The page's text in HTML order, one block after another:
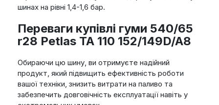
шинах на рівні 1,4-1,6 бар.
Переваги купівлі гуми 540/65
r28 Petlas TA 110 152/149D/A8
Обираючи цю шину, ви отримуєте надійний
продукт, який підвищить ефективність роботи
вашої техніки, знизить витрати на паливо та
забезпечить довговічність експлуатації навіть у